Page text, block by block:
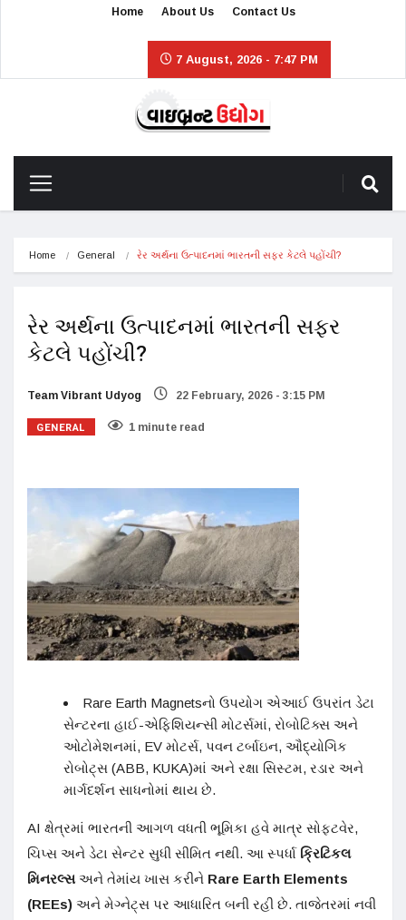
Home About Us Contact Us
7 August, 2026 - 7:47 PM
Home General રેર અર્થના ઉત્પાદનમાં ભારતની સફર કેટલે પહોંચી?
રેર અર્થના ઉત્પાદનમાં ભારતની સફર
કેટલે પહોંચી?
Team Vibrant Udyog 22 February, 2026 - 3:15 PM
GENERAL 1 minute read
Rare Earth Magnetsનો ઉપયોગ એઆઈ ઉપરાંત ડેટા
સેન્ટરના હાઈ-એફિશિયન્સી મોટર્સમાં, રોબોટિક્સ અને
ઓટોમેશનમાં, EV મોટર્સ, પવન ટર્બાઇન, ઔદ્યોગિક
રોબોટ્સ (ABB, KUKA)માં અને રક્ષા સિસ્ટમ, રડાર અને
માર્ગદર્શન સાધનોમાં થાય છે.
AI ક્ષેત્રમાં ભારતની આગળ વધતી ભૂમિકા હવે માત્ર સોફ્ટવેર,
ચિપ્સ અને ડેટા સેન્ટર સુધી સીમિત નથી. આ સ્પર્ધા ક્રિટિકલ
મિનરલ્સઅને તેમાંય ખાસ કરીને Rare Earth Elements
(REEs) અને મેગ્નેટ્સ પર આધારિત બની રહી છે. તાજેતરમાં નવી